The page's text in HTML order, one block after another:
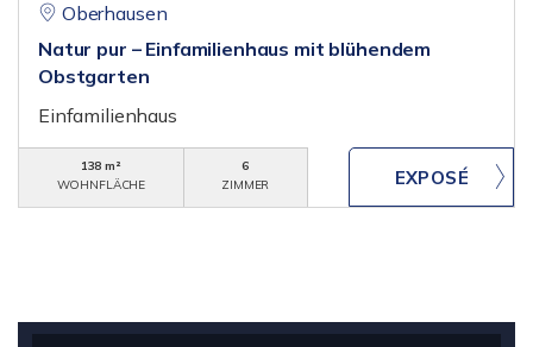
Oberhausen
Natur pur – Einfamilienhaus mit blühendem
Obstgarten
Einfamilienhaus
138 m²
WOHNFLÄCHE
6
ZIMMER